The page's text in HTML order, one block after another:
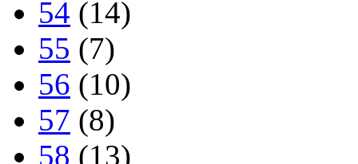
54 (14)
55 (7)
56 (10)
57 (8)
58 (13)